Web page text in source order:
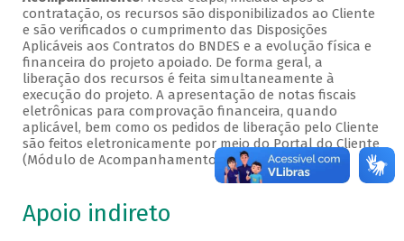
contratação, os recursos são disponibilizados ao Cliente
e são verificados o cumprimento das Disposições
Aplicáveis aos Contratos do BNDES e a evolução física e
financeira do projeto apoiado. De forma geral, a
liberação dos recursos é feita simultaneamente à
execução do projeto. A apresentação de notas fiscais
eletrônicas para comprovação financeira, quando
aplicável, bem como os pedidos de liberação pelo Cliente
são feitos eletronicamente por meio do Portal do Cliente
(Módulo de Acompanhamento).
Apoio indireto